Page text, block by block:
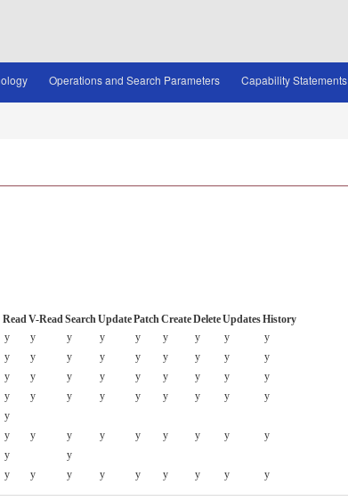
Operations and Search Parameters Capability Statements
ReadV-ReadSearchUpdatePatchCreateDeleteUpdatesHistory
y y y y y y y y
y
y y y y y y y y
y
y y y y y y y y
y
y y y y y y y y
y
y
y y y y y y y y
y
y
y
y y y y y y y y y